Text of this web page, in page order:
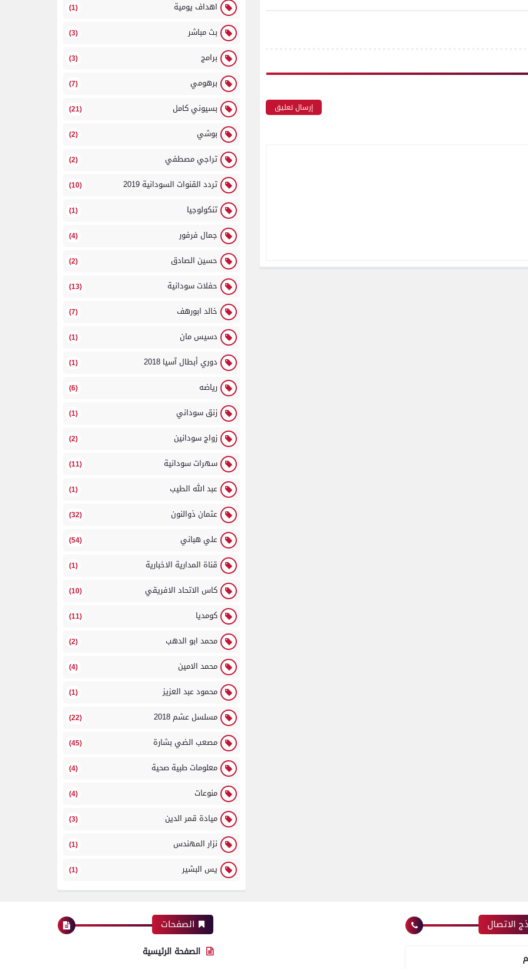
إرسال تعليق
اهداف يومية (1)
بث مباشر (3)
برامج (3)
برهومي (7)
بسيوني كامل (21)
بوشي (2)
تراجي مصطفي (2)
تردد القنوات السودانية 2019 (10)
تنكولوجيا (1)
جمال فرفور (4)
حسين الصادق (2)
حفلات سودانية (13)
خالد ابورهف (7)
دسيس مان (1)
دوري أبطال آسيا 2018 (1)
رياضه (6)
زنق سوداني (1)
زواج سودانين (2)
سهرات سودانية (11)
عبد الله الطيب (1)
عثمان ذوالنون (32)
علي هباني (54)
قناة المدارية الاخبارية (1)
كاس الاتحاد الافريقي (10)
كومديا (11)
محمد ابو الدهب (2)
محمد الامين (4)
محمود عبد العزيز (1)
مسلسل عشم 2018 (22)
مصعب الضي بشارة (45)
معلومات طبية صحية (4)
منوعات (4)
ميادة قمر الدين (3)
نزار المهندس (1)
يس البشير (1)
الاتصال الصفحات
الصفحة الرئيسية